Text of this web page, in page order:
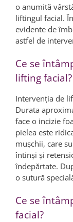
o anumită
liftingul facial.
evidente de
astfel de
Ce se
lifting facial?
Intervenţia de
Durata
face o incizie
pielea este
muşchii, care
întinşi şi
îndepărtate.
o sutură
Ce se
facial?